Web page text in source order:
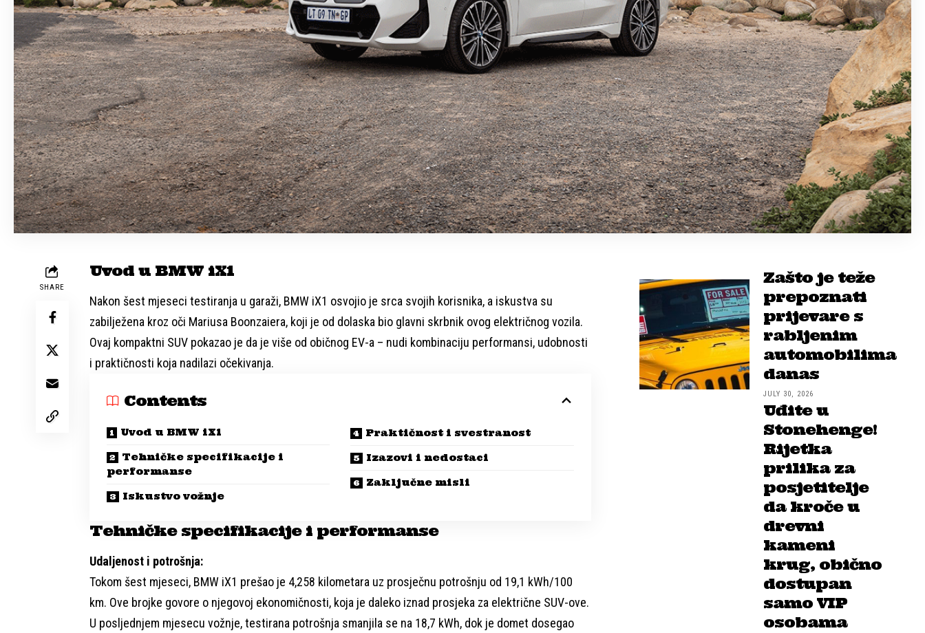
SHARE
Uvod u BMW iX1
Nakon šest mjeseci testiranja u garaži, BMW iX1 osvojio je srca svojih korisnika, a iskustva su
zabilježena kroz oči Mariusa Boonzaiera, koji je od dolaska bio glavni skrbnik ovog električnog vozila.
Ovaj kompaktni SUV pokazao je da je više od običnog EV-a – nudi kombinaciju performansi, udobnosti
i praktičnosti koja nadilazi očekivanja.
Contents
Uvod u BMW iX1
Tehničke specifikacije i
performanse
Iskustvo vožnje
Praktičnost i svestranost
Izazovi i nedostaci
Zaključne misli
Tehničke specifikacije i performanse
Udaljenost i potrošnja:
Tokom šest mjeseci, BMW iX1 prešao je 4,258 kilometara uz prosječnu potrošnju od 19,1 kWh/100
km. Ove brojke govore o njegovoj ekonomičnosti, koja je daleko iznad prosjeka za električne SUV-ove.
U posljednjem mjesecu vožnje, testirana potrošnja smanjila se na 18,7 kWh, dok je domet dosegao
Zašto je teže
prepoznati
prijevare s
rabljenim
automobilima
danas
JULY 30, 2026
Uđite u
Stonehenge!
Rijetka
prilika za
posjetitelje
da kroče u
drevni
kameni
krug, obično
dostupan
samo VIP
osobama